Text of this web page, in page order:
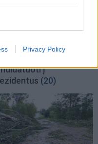
Privacy Policy
Lietuva
Nielsen
į
(20)